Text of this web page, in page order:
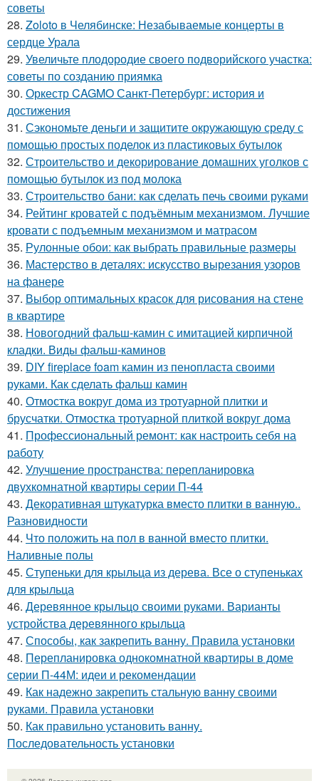
советы
28. Zoloto в Челябинске: Незабываемые концерты в
сердце Урала
29. Увеличьте плодородие своего подворийского участка:
советы по созданию приямка
30. Оркестр CAGMO Санкт-Петербург: история и
достижения
31. Сэкономьте деньги и защитите окружающую среду с
помощью простых поделок из пластиковых бутылок
32. Строительство и декорирование домашних уголков с
помощью бутылок из под молока
33. Строительство бани: как сделать печь своими руками
34. Рейтинг кроватей с подъёмным механизмом. Лучшие
кровати с подъемным механизмом и матрасом
35. Рулонные обои: как выбрать правильные размеры
36. Мастерство в деталях: искусство вырезания узоров
на фанере
37. Выбор оптимальных красок для рисования на стене
в квартире
38. Новогодний фальш-камин с имитацией кирпичной
кладки. Виды фальш-каминов
39. DIY fireplace foam камин из пенопласта своими
руками. Как сделать фальш камин
40. Отмостка вокруг дома из тротуарной плитки и
брусчатки. Отмостка тротуарной плиткой вокруг дома
41. Профессиональный ремонт: как настроить себя на
работу
42. Улучшение пространства: перепланировка
двухкомнатной квартиры серии П-44
43. Декоративная штукатурка вместо плитки в ванную..
Разновидности
44. Что положить на пол в ванной вместо плитки.
Наливные полы
45. Ступеньки для крыльца из дерева. Все о ступеньках
для крыльца
46. Деревянное крыльцо своими руками. Варианты
устройства деревянного крыльца
47. Способы, как закрепить ванну. Правила установки
48. Перепланировка однокомнатной квартиры в доме
серии П-44М: идеи и рекомендации
49. Как надежно закрепить стальную ванну своими
руками. Правила установки
50. Как правильно установить ванну.
Последовательность установки